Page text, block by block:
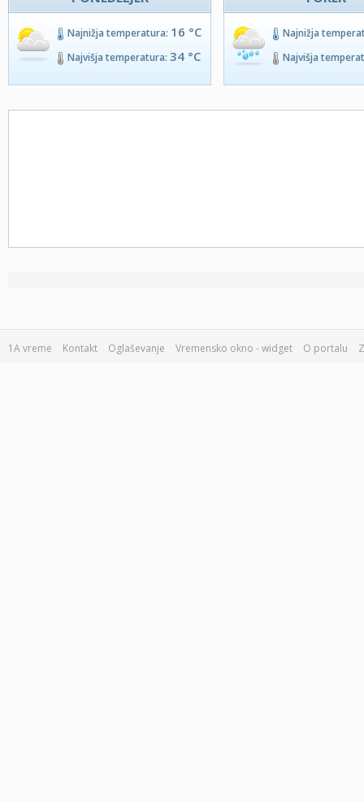
Najnižja temperatura: 16 °C
Najvišja temperatura: 34 °C
Najnižja
Najvišja
1A vreme Kontakt Oglaševanje Vremensko okno - widget O portalu